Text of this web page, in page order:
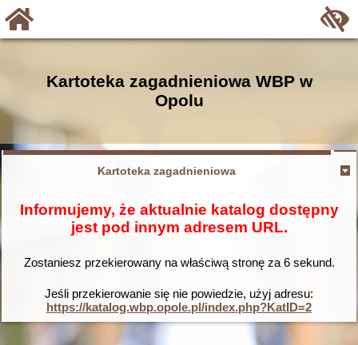
Kartoteka zagadnieniowa WBP w
Opolu
Kartoteka zagadnieniowa
Informujemy, że aktualnie katalog dostępny
jest pod innym adresem URL.
Zostaniesz przekierowany na właściwą stronę za 6sekund.
Jeśli przekierowanie się nie powiedzie, użyj adresu:
https://katalog.wbp.opole.pl/index.php?KatID=2